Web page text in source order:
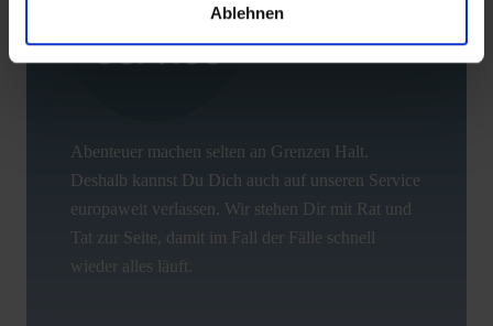
Ablehnen
Abenteuer machen selten an Grenzen Halt.
Deshalb kannst Du Dich auch auf unseren Service
europaweit verlassen. Wir stehen Dir mit Rat und
Tat zur Seite, damit im Fall der Fälle schnell
wieder alles läuft.